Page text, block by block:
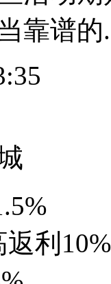
靠谱的
返利10%